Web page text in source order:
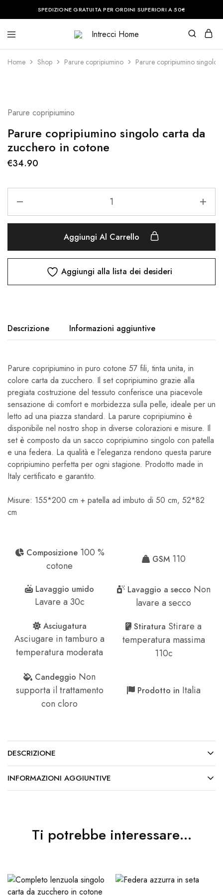
SPEDIZIONE GRATUITA PER ORDINI SUPERIORI A 50€
Intrecci
Home
è
posto
a
perfetta.
Home Shop Parure copripiumino Parure copripiumino singolo
Parure copripiumino
Parure copripiumino singolo carta da
zucchero in cotone
€34.90
Aggiungi Al Carrello
Aggiungi alla lista dei desideri
Descrizione Informazioni aggiuntive
Parure copripiumino in puro cotone 57 fili, tinta unita, in
colore carta da zucchero. Il set copripiumino grazie alla
pregiata costruzione del tessuto conferisce una piacevole
sensazione di comfort e morbidezza sulla pelle, ideale per un
letto ad una piazza standard. La parure copripiumino è
disponibile nel nostro shop in diverse colorazioni e misure. Il
set è composto da un sacco copripiumino singolo con patella
e una federa. La qualità e l’eleganza rendono questa parure
copripiumino perfetta per ogni stagione. Prodotto made in
Italy certificato e garantito.
Misure: 155*200 cm + patella ad imbuto di 50 cm, 52*82
cm
Composizione 100 %
cotone
GSM 110
Lavaggio umido
Lavare a 30c
Lavaggio a secco Non
lavare a secco
Asciugatura
Asciugare in tamburo a
temperatura moderata
Stiratura Stirare a
temperatura massima
110c
Candeggio Non
supporta il trattamento
con cloro
Prodotto in Italia
DESCRIZIONE
INFORMAZIONI AGGIUNTIVE
Ti potrebbe interessare…